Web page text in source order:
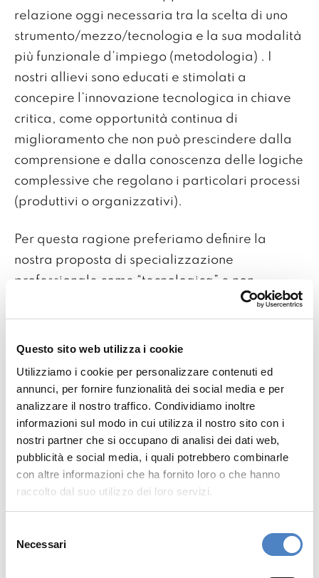
Questo sito web utilizza i cookie
Utilizziamo i cookie per personalizzare contenuti ed
annunci, per fornire funzionalità dei social media e per
analizzare il nostro traffico. Condividiamo inoltre
informazioni sul modo in cui utilizza il nostro sito con i
nostri partner che si occupano di analisi dei dati web,
pubblicità e social media, i quali potrebbero combinarle
con altre informazioni che ha fornito loro o che hanno
raccolto dal suo utilizzo dei loro servizi.
delNecessari
relazione oggi necessaria tra la scelta di uno
strumento/mezzo/tecnologia e la sua modalità
più funzionale d’impiego (metodologia) . I
nostri allievi sono educati e stimolati a
concepire l’innovazione tecnologica in chiave
critica, come opportunità continua di
miglioramento che non può prescindere dalla
comprensione e dalla conoscenza delle logiche
complessive che regolano i particolari processi
(produttivi o organizzativi).
Per questa ragione preferiamo definire la
nostra proposta di specializzazione
professionale come “tecnologica” e non
indispensabile formare un capitale umano
capace non soltanto di applicare le giuste
interpretare le sfide della contemporaneità con
consapevolezza e sguardo attento alla
complessità e ai contesti.
In che modo il Covid-
19 ha fatto evolvere il
scuola? Che strumenti